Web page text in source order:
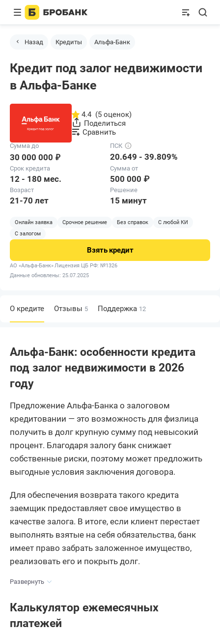
Назад Кредиты Альфа-Банк
Кредит под залог недвижимости
в Альфа-Банке
4.4 (5 оценок)
Поделиться
Сравнить
Сумма до
30 000 000 ₽
ПСК
20.649 - 39.809%
Срок кредита
12 - 180 мес.
Сумма от
500 000 ₽
Возраст
21-70 лет
Решение
15 минут
Онлайн заявка Срочное решение Без справок
С любой КИ
С залогом
Взять кредит
АО «Альфа-Банк»Лицензия ЦБ РФ: №1326
Данные обновлены: 25.07.2025
О кредите Отзывы 5 Поддержка 12
Альфа-Банк: особенности кредита
под залог недвижимости в 2026
году
Предложение Альфа-Банка о залоговом
кредитовании — это возможность для физлица
получить в долг крупную сумму под невысокий
процент. Благодаря залогу банк снижает
собственные риски, поэтому может предложить
выгодные условия заключения договора.
Для обеспечения возврата такого кредита
заемщик предоставляет свое имущество в
качестве залога. В итоге, если клиент перестает
выполнять взятые на себя обязательства, банк
имеет право забрать заложенное имущество,
реализовать его и покрыть долг.
Развернуть
Калькулятор ежемесячных
платежей